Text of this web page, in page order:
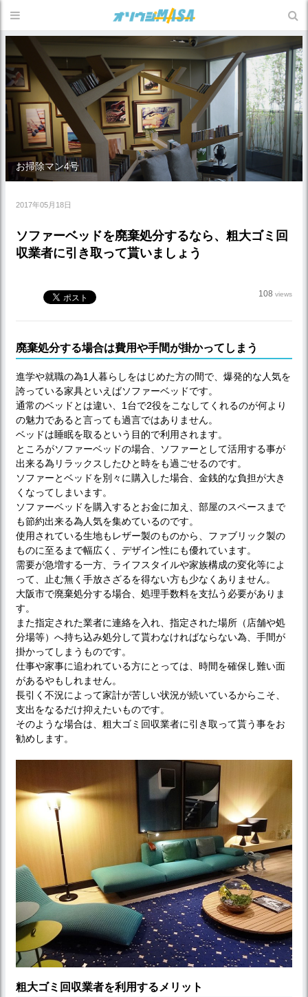
お掃除マン4号
2017年05月18日
ソファーベッドを廃棄処分するなら、粗大ゴミ回
収業者に引き取って貰いましょう
108 views
廃棄処分する場合は費用や手間が掛かってしまう
進学や就職の為1人暮らしをはじめた方の間で、爆発的な人気を
誇っている家具といえばソファーベッドです。
通常のベッドとは違い、1台で2役をこなしてくれるのが何より
の魅力であると言っても過言ではありません。
ベッドは睡眠を取るという目的で利用されます。
ところがソファーベッドの場合、ソファーとして活用する事が
出来る為リラックスしたひと時をも過ごせるのです。
ソファーとベッドを別々に購入した場合、金銭的な負担が大き
くなってしまいます。
ソファーベッドを購入するとお金に加え、部屋のスペースまで
も節約出来る為人気を集めているのです。
使用されている生地もレザー製のものから、ファブリック製の
ものに至るまで幅広く、デザイン性にも優れています。
需要が急増する一方、ライフスタイルや家族構成の変化等によ
って、止む無く手放さざるを得ない方も少なくありません。
大阪市で廃棄処分する場合、処理手数料を支払う必要がありま
す。
また指定された業者に連絡を入れ、指定された場所（店舗や処
分場等）へ持ち込み処分して貰わなければならない為、手間が
掛かってしまうものです。
仕事や家事に追われている方にとっては、時間を確保し難い面
があるやもしれません。
長引く不況によって家計が苦しい状況が続いているからこそ、
支出をなるだけ抑えたいものです。
そのような場合は、粗大ゴミ回収業者に引き取って貰う事をお
勧めします。
粗大ゴミ回収業者を利用するメリット